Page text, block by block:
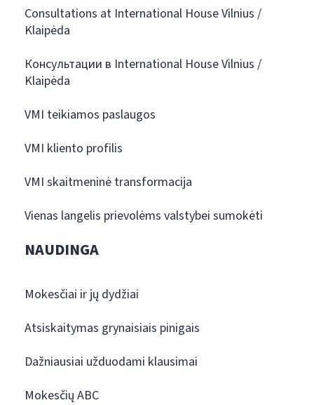
Consultations at International House Vilnius /
Klaipėda
Консультации в International House Vilnius /
Klaipėda
VMI teikiamos paslaugos
VMI kliento profilis
VMI skaitmeninė transformacija
Vienas langelis prievolėms valstybei sumokėti
NAUDINGA
Mokesčiai ir jų dydžiai
Atsiskaitymas grynaisiais pinigais
Dažniausiai užduodami klausimai
Mokesčių ABC